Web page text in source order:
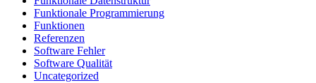
Funktionale Programmierung
Funktionen
Referenzen
Software Fehler
Software Qualität
Uncategorized